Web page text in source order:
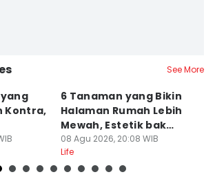
See More
Kontra,
6 Tanaman yang Bikin
Halaman Rumah Lebih
Mewah, Estetik bak
Resor
08 Agu 2026, 20:08 WIB
Life